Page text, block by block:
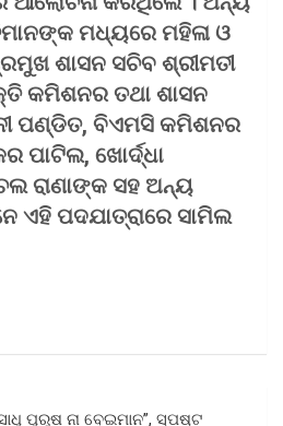
ମଧ୍ୟରେ ମହିଳା ଓ
ଶାସନ ସଚିବ ଶ୍ରୀମତୀ
କମିଶନର ତଥା ଶାସନ
ପଣ୍ଡିତ, ବିଏମସି କମିଶନର
ପାଟିଲ, ଖୋର୍ଦ୍ଧା
ରାଣାଙ୍କ ସହ ଅନ୍ୟ
ଏହି ପଦଯାତ୍ରାରେ ସାମିଲ
ପୁରୁଷ ନା ବେଇମାନ”, ସ୍ପଷ୍ଟ